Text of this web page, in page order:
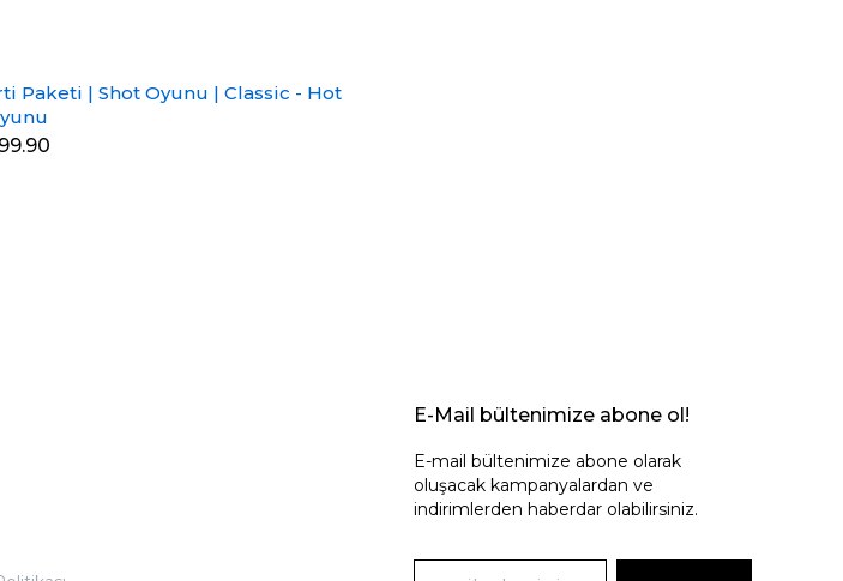
Paketi | Shot Oyunu | Classic - Hot
E-Mail bültenimize abone ol!
E-mail bültenimize abone olarak
oluşacak kampanyalardan ve
indirimlerden haberdar olabilirsiniz.